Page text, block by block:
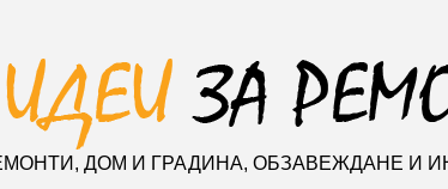
ДОМ И ГРАДИНА, ОБЗАВЕЖДАНЕ И